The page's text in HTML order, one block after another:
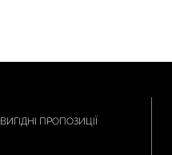
ВИГІДНІ ПРОПОЗИЦІЇ